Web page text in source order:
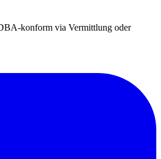
konform via Vermittlung oder